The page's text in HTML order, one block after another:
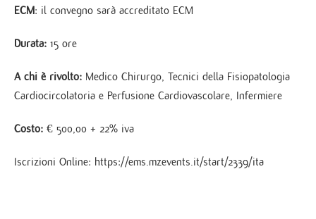
ECM: il convegno sarà accreditato ECM
Durata: 15 ore
A chi è rivolto: Medico Chirurgo, Tecnici della Fisiopatologia
Cardiocircolatoria e Perfusione Cardiovascolare, Infermiere
Costo: € 500,00 + 22% iva
Iscrizioni Online: https://ems.mzevents.it/start/2339/ita